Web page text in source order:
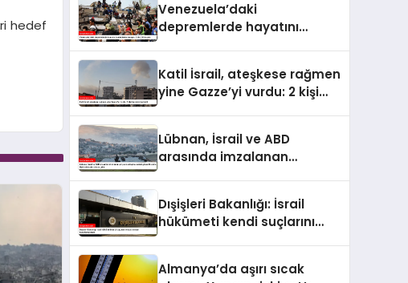
hedef
Venezuela’daki
depremlerde hayatını
Katil İsrail, ateşkese rağmen
yine Gazze’yi vurdu: 2 kişi
Lübnan, İsrail ve ABD
arasında imzalanan
detaylar ortaya çıktı
Dışişleri Bakanlığı: İsrail
hükümeti kendi suçlarını
Almanya’da aşırı sıcak